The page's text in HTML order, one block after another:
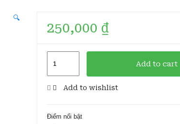
🔍
250,000 ₫
Add to cart
Add to wishlist
Điểm nổi bật